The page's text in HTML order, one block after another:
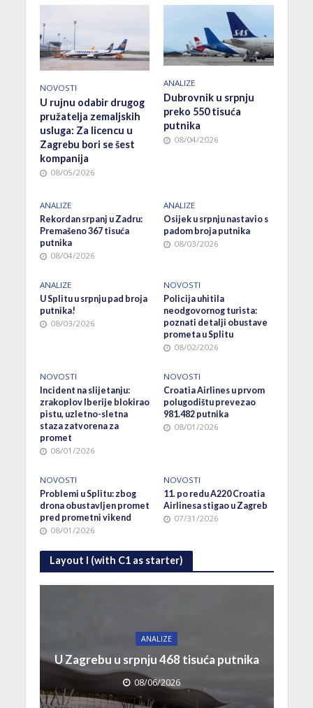
NOVOSTI
U rujnu odabir drugog
pružatelja zemaljskih
usluga: Za licencu u
Zagrebu bori se šest
kompanija
08/05/2026
ANALIZE
Dubrovnik u srpnju
preko 550 tisuća
putnika
08/04/2026
ANALIZE
Rekordan srpanj u Zadru:
Premašeno 367 tisuća
putnika
08/04/2026
ANALIZE
Osijek u srpnju nastavio s
padom broja putnika
08/03/2026
ANALIZE
U Splitu u srpnju pad broja
putnika!
08/03/2026
NOVOSTI
Policija uhitila
neodgovornog turista:
poznati detalji obustave
prometa u Splitu
08/02/2026
NOVOSTI
Incident na slijetanju:
zrakoplov Iberije blokirao
pistu, uzletno-sletna
staza zatvorena za
promet
08/01/2026
NOVOSTI
Croatia Airlines u prvom
polugodištu prevezao
981.482 putnika
08/01/2026
NOVOSTI
Problemi u Splitu: zbog
drona obustavljen promet
pred prometni vikend
08/01/2026
NOVOSTI
11. po redu A220 Croatia
Airlinesa stigao u Zagreb
07/31/2026
Layout I (with C1 as starter)
ANALIZE
U Zagrebu u srpnju 468 tisuća putnika
08/06/2026